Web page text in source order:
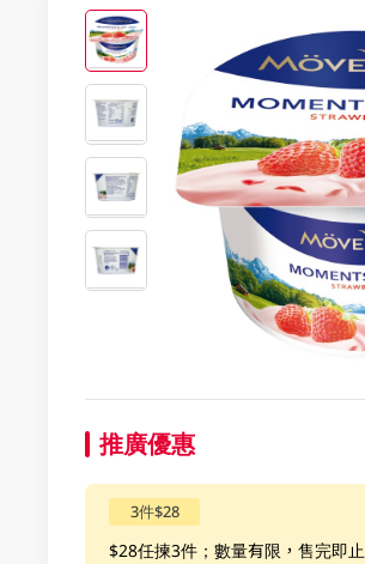
推廣優惠
3件$28
$28任揀3件；數量有限，售完即止